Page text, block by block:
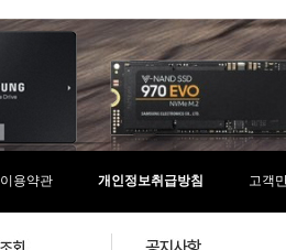
이용약관 개인정보취급방침 고객